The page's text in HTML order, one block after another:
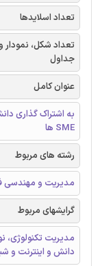
تعداد اسلایدها
تعداد شکل، نمودار
جداول
عنوان کامل
به اشتراک گذاری
SME ها
رشته های مربوط
مدیریت و مهندسی
گرایشهای مربوط
مدیریت تکنولوژی،
دانش و اینترنت و